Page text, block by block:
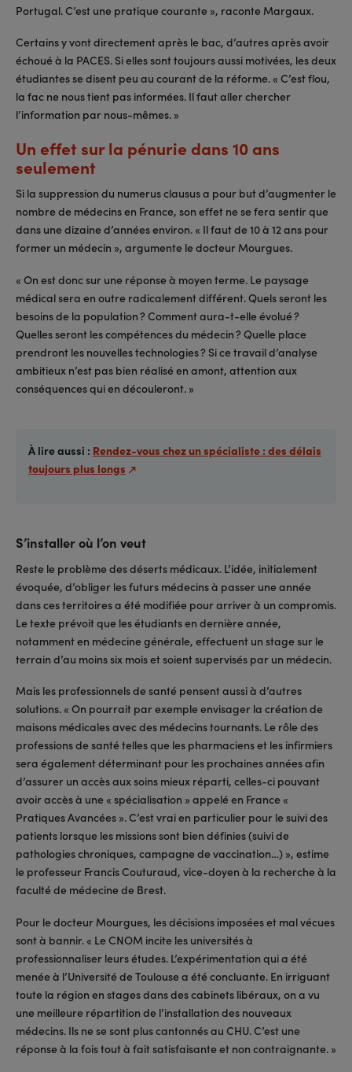
Portugal. C’est une pratique courante », raconte Margaux.
Certains y vont directement après le bac, d’autres après avoir
échoué à la PACES. Si elles sont toujours aussi motivées, les deux
étudiantes se disent peu au courant de la réforme. « C’est flou,
la fac ne nous tient pas informées. Il faut aller chercher
l’information par nous-mêmes. »
Un effet sur la pénurie dans 10 ans
seulement
Si la suppression du numerus clausus a pour but d’augmenter le
nombre de médecins en France, son effet ne se fera sentir que
dans une dizaine d’années environ. « Il faut de 10 à 12 ans pour
former un médecin », argumente le docteur Mourgues.
« On est donc sur une réponse à moyen terme. Le paysage
médical sera en outre radicalement différent. Quels seront les
besoins de la population ? Comment aura-t-elle évolué ?
Quelles seront les compétences du médecin ? Quelle place
prendront les nouvelles technologies ? Si ce travail d’analyse
ambitieux n’est pas bien réalisé en amont, attention aux
conséquences qui en découleront. »
À lire aussi : Rendez-vous chez un spécialiste : des délais
toujours plus longs
S’installer où l’on veut
Reste le problème des déserts médicaux. L’idée, initialement
évoquée, d’obliger les futurs médecins à passer une année
dans ces territoires a été modifiée pour arriver à un compromis.
Le texte prévoit que les étudiants en dernière année,
notamment en médecine générale, effectuent un stage sur le
terrain d’au moins six mois et soient supervisés par un médecin.
Mais les professionnels de santé pensent aussi à d’autres
solutions. « On pourrait par exemple envisager la création de
maisons médicales avec des médecins tournants. Le rôle des
professions de santé telles que les pharmaciens et les infirmiers
sera également déterminant pour les prochaines années afin
d’assurer un accès aux soins mieux réparti, celles-ci pouvant
avoir accès à une « spécialisation » appelé en France «
Pratiques Avancées ». C’est vrai en particulier pour le suivi des
patients lorsque les missions sont bien définies (suivi de
pathologies chroniques, campagne de vaccination…) », estime
le professeur Francis Couturaud, vice-doyen à la recherche à la
faculté de médecine de Brest.
Pour le docteur Mourgues, les décisions imposées et mal vécues
sont à bannir. « Le CNOM incite les universités à
professionnaliser leurs études. L’expérimentation qui a été
menée à l’Université de Toulouse a été concluante. En irriguant
toute la région en stages dans des cabinets libéraux, on a vu
une meilleure répartition de l’installation des nouveaux
médecins. Ils ne se sont plus cantonnés au CHU. C’est une
réponse à la fois tout à fait satisfaisante et non contraignante. »